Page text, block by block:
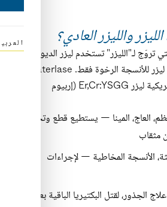
والليزر العادي؟
تروّج لـ"الليزر" تستخدم ليزر الديود
(diode laser) — وهو ليزر للأنسجة الرخوة فقط. Waterlase
iPlus من Biolase الأمريكية ليزر Er,Cr:YSGG (إربيوم
العاج، المينا — يستطيع قطع وتحضير
مثقاب
الأنسجة المخاطية — لإجراءات
الجذور، لقتل البكتيريا الباقية بعد